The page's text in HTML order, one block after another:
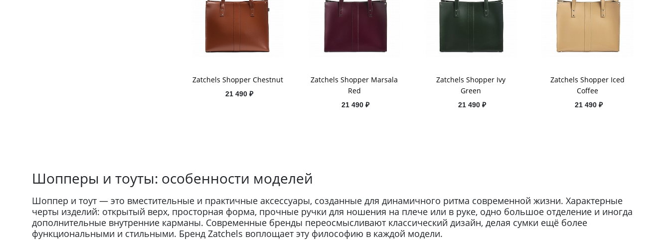
Zatchels Shopper Chestnut
21 490 ₽
Zatchels Shopper Marsala
Red
21 490 ₽
Zatchels Shopper Ivy
Green
21 490 ₽
Zatchels Shopper Iced
Coffee
21 490 ₽
Шопперы и тоуты: особенности моделей
Шоппер и тоут — это вместительные и практичные аксессуары, созданные для динамичного ритма современной жизни. Характерные
черты изделий: открытый верх, просторная форма, прочные ручки для ношения на плече или в руке, одно большое отделение и иногда
дополнительные внутренние карманы. Современные бренды переосмысливают классический дизайн, делая сумки ещё более
функциональными и стильными. Бренд Zatchels воплощает эту философию в каждой модели.